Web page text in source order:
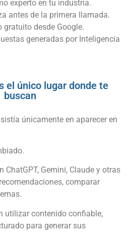
experto en tu industria.
antes de la primera llamada.
gratuito desde Google.
generadas por Inteligencia
el único lugar donde te
buscan
únicamente en aparecer en
ChatGPT, Gemini, Claude y otras
comparar
utilizar contenido confiable,
para generar sus